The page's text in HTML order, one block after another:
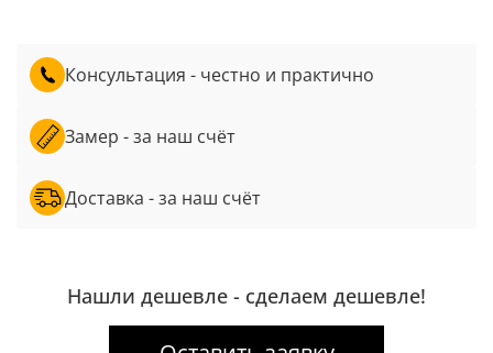
Консультация - честно и практично
Замер - за наш счёт
Доставка - за наш счёт
Нашли дешевле - сделаем дешевле!